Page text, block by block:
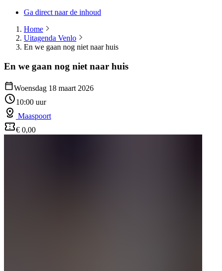
Ga direct naar de inhoud
Home
Uitagenda Venlo
En we gaan nog niet naar huis
En we gaan nog niet naar huis
Woensdag 18 maart 2026
10:00 uur
Maaspoort
€ 0,00